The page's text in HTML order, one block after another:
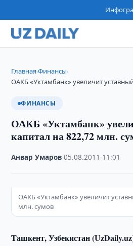
Главная›Финансы›
ОАКБ «Уктамбанк» увеличит
ФИНАНСЫ
ОАКБ «Уктамбанк»
капитал на 822,72 млн.
Анвар Умаров ·05.08.2011 11:01
ОАКБ «Уктамбанк» увеличит
млн. сумов
Ташкент, Узбекистан